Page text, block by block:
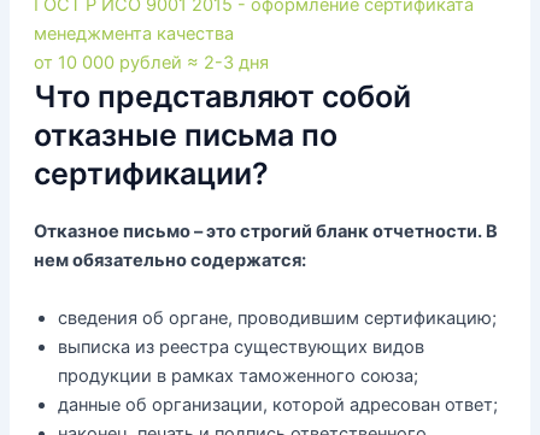
ГОСТ Р ИСО 9001 2015 - оформление сертификата
менеджмента качества
от 10 000 рублей ≈ 2-3 дня
Что представляют собой
отказные письма по
сертификации?
Отказное письмо – это строгий бланк отчетности. В
нем обязательно содержатся:
сведения об органе, проводившим сертификацию;
выписка из реестра существующих видов
продукции в рамках таможенного союза;
данные об организации, которой адресован ответ;